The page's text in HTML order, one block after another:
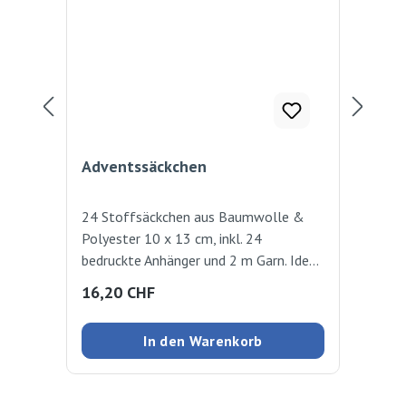
Adventssäckchen
24 Stoffsäckchen aus Baumwolle &
Polyester 10 x 13 cm, inkl. 24
bedruckte Anhänger und 2 m Garn. Ideal
geeignet für kleine Geschenke zur
Adventszeit 24 Säckchen
Regulärer Preis:
16,20 CHF
In den Warenkorb